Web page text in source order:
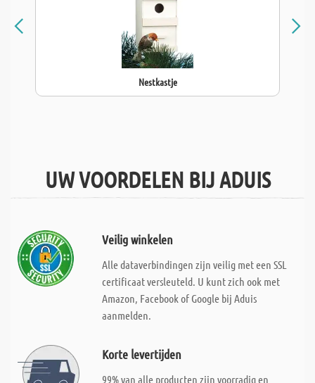
Nestkastje
UW VOORDELEN BIJ ADUIS
Veilig winkelen
Alle dataverbindingen zijn veilig met een SSL
certificaat versleuteld. U kunt zich ook met
Amazon, Facebook of Google bij Aduis
aanmelden.
Korte levertijden
99% van alle producten zijn voorradig en